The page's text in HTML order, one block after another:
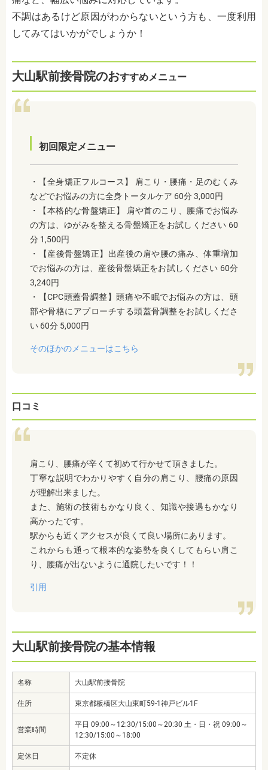
不調はあるけど原因がわからないという方も、一度利用
してみてはいかがでしょうか！
大山駅前接骨院のおすすめメニュー
初回限定メニュー
・【全身矯正フルコース】 肩こり・腰痛・足のむくみ
などでお悩みの方に全身トータルケア 60分 3,000円
・【本格的な骨盤矯正】 肩や首のこり、腰痛でお悩み
の方は、ゆがみを整える骨盤矯正をお試しください 60
分 1,500円
・【産後骨盤矯正】出産後の肩や腰の痛み、体重増加
でお悩みの方は、産後骨盤矯正をお試しください 60分
3,240円
・【CPC頭蓋骨調整】頭痛や不眠でお悩みの方は、頭
部や骨格にアプローチする頭蓋骨調整をお試しくださ
い 60分 5,000円
そのほかのメニューはこちら
口コミ
肩こり、腰痛が辛くて初めて行かせて頂きました。
丁寧な説明でわかりやすく自分の肩こり、腰痛の原因
が理解出来ました。
また、施術の技術もかなり良く、知識や接遇もかなり
高かったです。
駅からも近くアクセスが良くて良い場所にあります。
これからも通って根本的な姿勢を良くしてもらい肩こ
り、腰痛が出ないように通院したいです！！
引用
大山駅前接骨院の基本情報
名称 大山駅前接骨院
住所 東京都板橋区大山東町59-1神戸ビル1F
営業時間
平日 09:00～12:30/15:00～20:30 土・日・祝 09:00～
12:30/15:00～18:00
定休日 不定休